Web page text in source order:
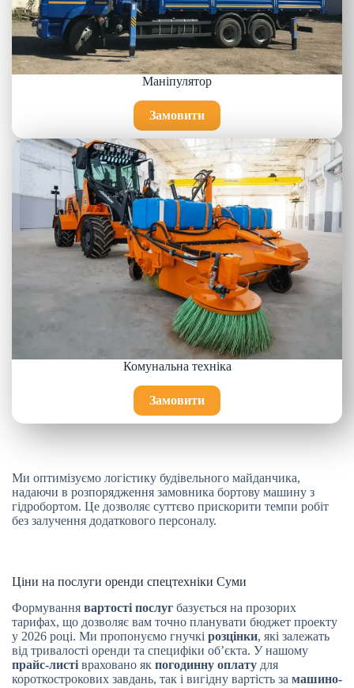
Маніпулятор
Замовити
Комунальна техніка
Замовити
Ми оптимізуємо логістику будівельного майданчика,
надаючи в розпорядження замовника бортову машину з
гідробортом. Це дозволяє суттєво прискорити темпи робіт
без залучення додаткового персоналу.
Ціни на послуги оренди спецтехніки Суми
Формування вартості послуг базується на прозорих
тарифах, що дозволяє вам точно планувати бюджет проекту
у 2026 році. Ми пропонуємо гнучкі розцінки, які залежать
від тривалості оренди та специфіки об’єкта. У нашому
прайс-листі враховано як погодинну оплату для
короткострокових завдань, так і вигідну вартість за машино-